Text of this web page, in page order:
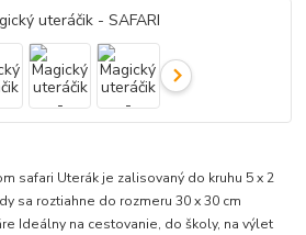
safari Uterák je zalisovaný do kruhu 5 x 2
sa roztiahne do rozmeru 30 x 30 cm
Ideálny na cestovanie, do školy, na výlet